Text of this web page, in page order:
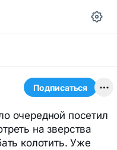
Подписаться
очередной посетил
на зверства
колотить. Уже